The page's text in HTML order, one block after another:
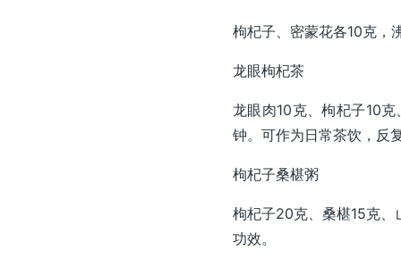
枸杞子、密蒙花各10克，
龙眼枸杞茶
龙眼肉10克、枸杞子10
钟。可作为日常茶饮，反
枸杞子桑椹粥
枸杞子20克、桑椹15克
功效。